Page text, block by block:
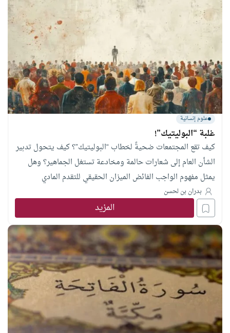
مستكشفةً حدود التنبؤ الإحصائي للآلة أمام الوعي المقاصدي
للإنسان
علوم إنسانية
غلبة “البوليتيك”!
كيف تقع المجتمعات ضحيةً لخطاب “البوليتيك”؟ كيف يتحول تدبير
الشأن العام إلى شعارات حالمة ومخادعة تستغل الجماهير؟ وهل
يمثل مفهوم الواجب الفائض الميزان الحقيقي للتقدم المادي
والأخلاقي؟ ضمن سلسلة (عوائق النهضة)، يواصل أ.د. بدران بن
لحسن تفكيك مشكلات العودة لمسار الفعالية الحضارية
بدران بن لحسن
المزيد